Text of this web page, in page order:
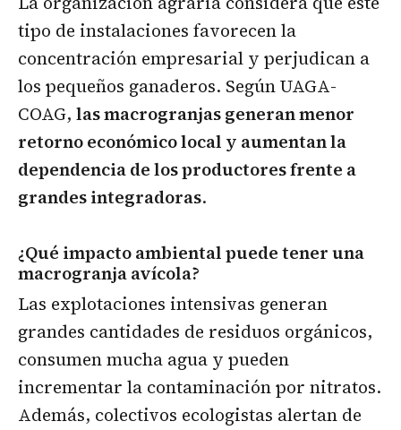
tipo de instalaciones favorecen la
concentración empresarial y perjudican a
los pequeños ganaderos. Según UAGA-
COAG, las macrogranjas generan menor
retorno económico local y aumentan la
dependencia de los productores frente a
grandes integradoras.
¿Qué impacto ambiental puede tener una
macrogranja avícola?
Las explotaciones intensivas generan
grandes cantidades de residuos orgánicos,
consumen mucha agua y pueden
incrementar la contaminación por nitratos.
Además, colectivos ecologistas alertan de